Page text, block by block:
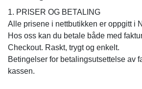
1. PRISER OG BETALING
Alle prisene i nettbutikken er oppgitt i
Hos oss kan du betale både med
Checkout. Raskt, trygt og enkelt.
Betingelser for betalingsutsettelse av
kassen.